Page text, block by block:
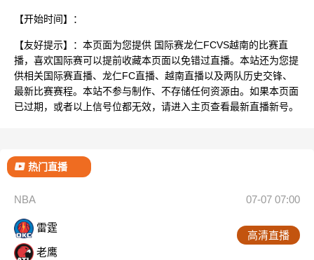
【开始时间】：
【友好提示】：本页面为您提供 国际赛龙仁FCVS越南的比赛直
播，喜欢国际赛可以提前收藏本页面以免错过直播。本站还为您提
供相关国际赛直播、龙仁FC直播、越南直播以及两队历史交锋、
最新比赛赛程。本站不参与制作、不存储任何资源由。如果本页面
已过期，或者以上信号位都无效，请进入主页查看最新直播新号。
热门直播
NBA 07-07 07:00
雷霆
老鹰
高清直播